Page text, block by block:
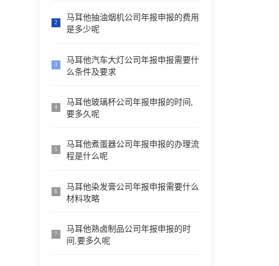
2
马耳他抽油烟机公司年报申报的费用
是多少呢
3
马耳他汽车大灯公司年报申报需要什
么条件及要求
4
马耳他玻璃杯公司年报申报的时间,
要多久呢
5
马耳他煮蛋器公司年报申报的办理流
程是什么呢
6
马耳他染发膏公司年报申报需要什么
材料攻略
7
马耳他熟卤制品公司年报申报的时
间,要多久呢